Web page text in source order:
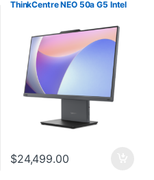
ThinkCentre NEO 50a G5 Intel
512GB SSD Windows 11 Pro
$24,499.00